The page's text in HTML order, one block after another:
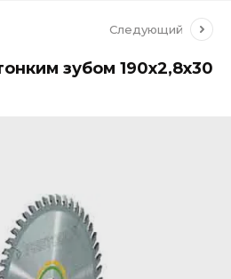
Следующий
зубом 190x2,8x30